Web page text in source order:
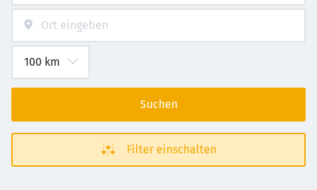
Suchen
Filter einschalten